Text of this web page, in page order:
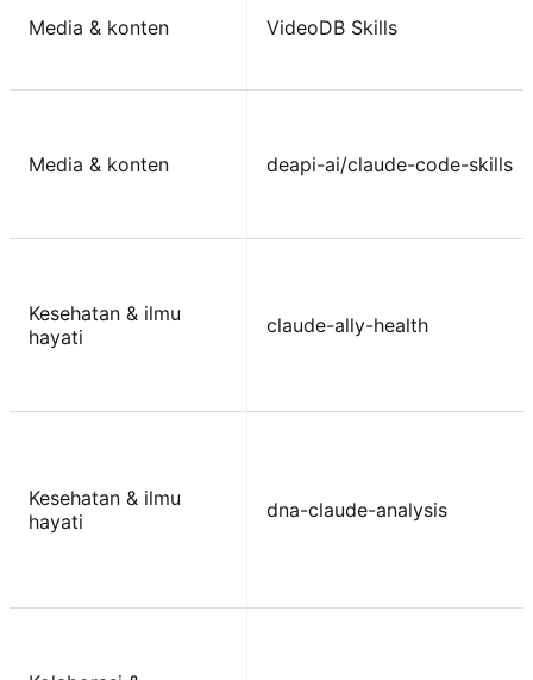
Media & konten VideoDB Skills
Media & konten deapi-ai/claude-code-skills
Kesehatan & ilmu
hayati
claude-ally-health
Kesehatan & ilmu
hayati
dna-claude-analysis